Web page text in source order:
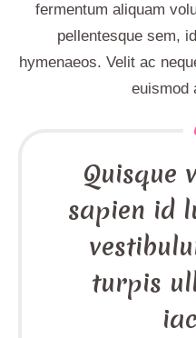
fermentum aliquam
pellentesque sem,
hymenaeos. Velit ac
euismod
Quisque
sapien id
turpis